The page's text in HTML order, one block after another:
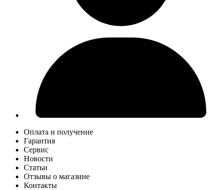
Оплата и получение
Гарантия
Сервис
Новости
Статьи
Отзывы о магазине
Контакты